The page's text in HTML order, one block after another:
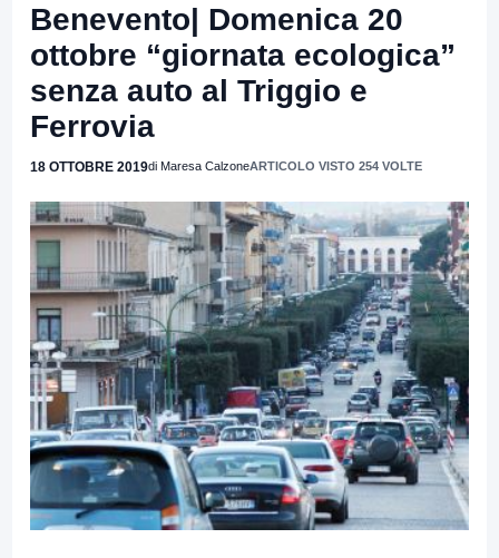
Benevento| Domenica 20
ottobre “giornata ecologica”
senza auto al Triggio e
Ferrovia
18 OTTOBRE 2019di Maresa CalzoneARTICOLO VISTO 254 VOLTE